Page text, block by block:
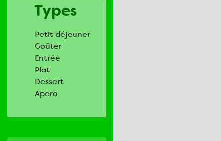
Types
Petit déjeuner
Goûter
Entrée
Plat
Dessert
Apero